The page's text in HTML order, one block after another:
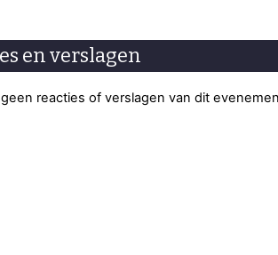
en verslagen
reacties of verslagen van dit